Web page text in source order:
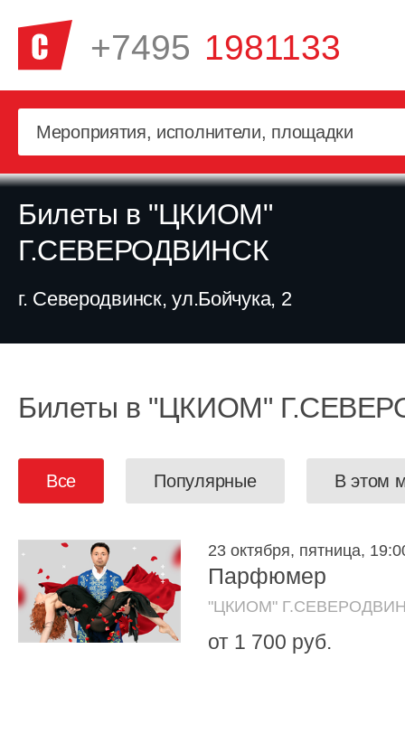
+7495 1981133
Билеты в "ЦКИОМ"
Г.СЕВЕРОДВИНСК
г. Северодвинск, ул.Бойчука, 2
Билеты в "ЦКИОМ"
Все Популярные В этом
23 октября, пятница,
Парфюмер
"ЦКИОМ"
от 1 700 руб.